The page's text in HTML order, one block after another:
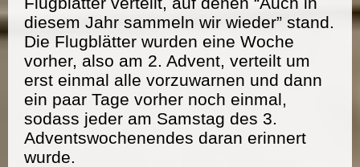
diesem Jahr sammeln wir wieder” stand.
Die Flugblätter wurden eine Woche
vorher, also am 2. Advent, verteilt um
erst einmal alle vorzuwarnen und dann
ein paar Tage vorher noch einmal,
sodass jeder am Samstag des 3.
Adventswochenendes daran erinnert
wurde.